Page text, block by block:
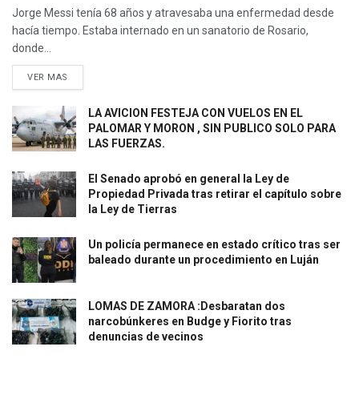
Jorge Messi tenía 68 años y atravesaba una enfermedad desde
hacía tiempo. Estaba internado en un sanatorio de Rosario,
donde...
VER MAS
LA AVICION FESTEJA CON VUELOS EN EL
PALOMAR Y MORON , SIN PUBLICO SOLO PARA
LAS FUERZAS.
El Senado aprobó en general la Ley de
Propiedad Privada tras retirar el capítulo sobre
la Ley de Tierras
Un policía permanece en estado crítico tras ser
baleado durante un procedimiento en Luján
LOMAS DE ZAMORA :Desbaratan dos
narcobúnkeres en Budge y Fiorito tras
denuncias de vecinos